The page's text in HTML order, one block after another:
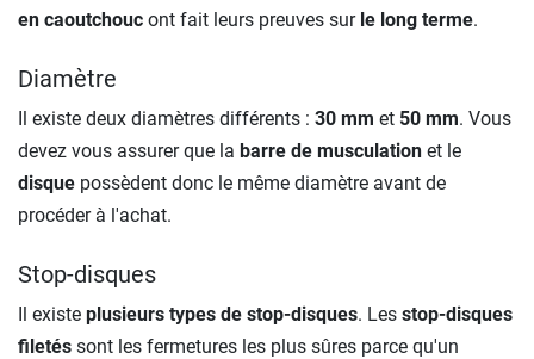
en caoutchouc ont fait leurs preuves sur le long terme.
Diamètre
Il existe deux diamètres différents : 30 mm et 50 mm. Vous
devez vous assurer que la barre de musculation et le
disque possèdent donc le même diamètre avant de
procéder à l'achat.
Stop-disques
Il existe plusieurs types de stop-disques. Les stop-disques
filetés sont les fermetures les plus sûres parce qu'un